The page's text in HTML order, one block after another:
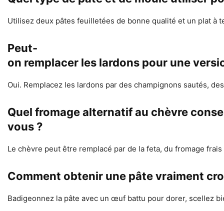
Utilisez deux pâtes feuilletées de bonne qualité et un plat à
Peut-
on remplacer les lardons pour une
Oui. Remplacez les lardons par des champignons sautés,
Quel fromage alternatif au chèvre
vous ?
Le chèvre peut être remplacé par de la feta, du fromage
Comment obtenir une pâte vraiment
Badigeonnez la pâte avec un œuf battu pour dorer, scellez